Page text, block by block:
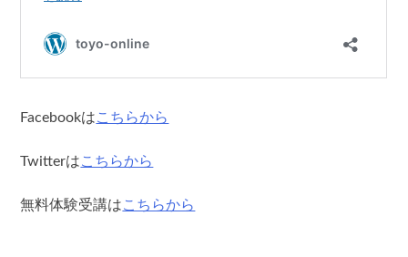
Facebookはこちらから
Twitterはこちらから
無料体験受講はこちらから